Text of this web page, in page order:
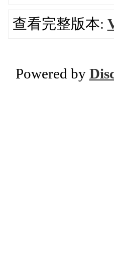
查看完整版本:
Powered by